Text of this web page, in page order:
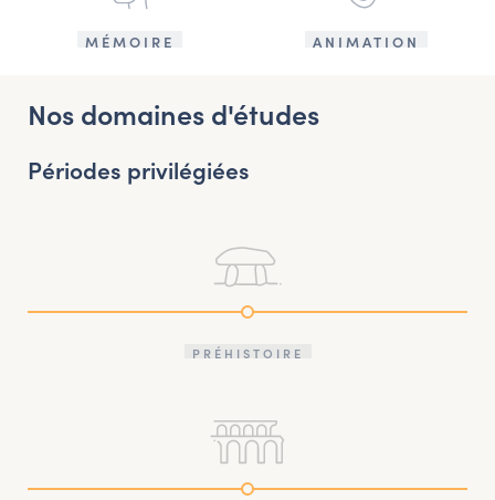
MÉMOIRE ANIMATION
Nos domaines d'études
Périodes privilégiées
PRÉHISTOIRE